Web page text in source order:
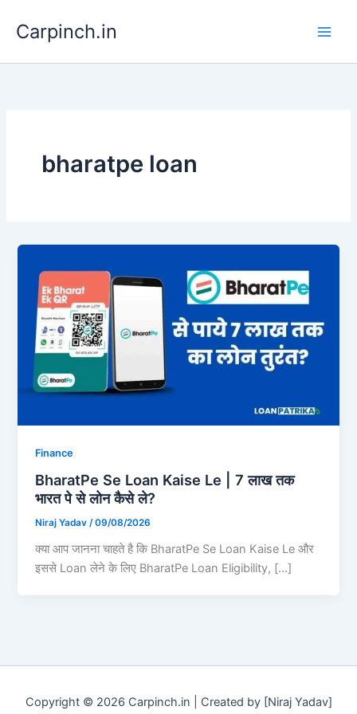
Carpinch.in
bharatpe loan
Finance
BharatPe Se Loan Kaise Le | 7 लाख तक
भारत पे से लोन कैसे ले?
Niraj Yadav/09/08/2026
क्या आप जानना चाहते है कि BharatPe Se Loan Kaise Le और
इससे Loan लेने के लिए BharatPe Loan Eligibility, […]
Copyright © 2026 Carpinch.in | Created by [Niraj Yadav]